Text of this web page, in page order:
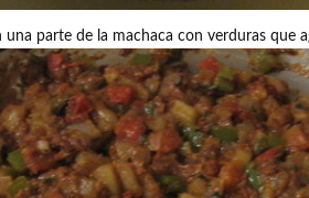
parte de la machaca con verduras que